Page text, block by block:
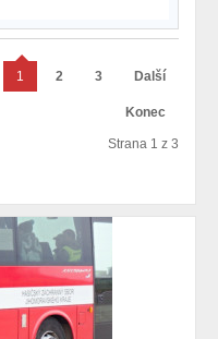
1 2 3 Další
Konec
Strana 1 z 3